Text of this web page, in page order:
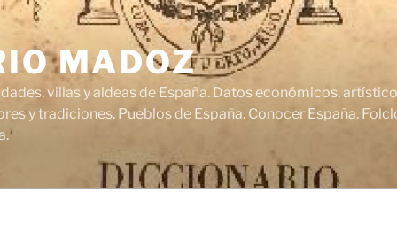
MADOZ
villas y aldeas de España. Datos económicos,
y tradiciones. Pueblos de España. Conocer España.